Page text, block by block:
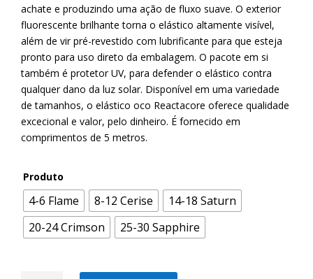
achate e produzindo uma ação de fluxo suave. O exterior
fluorescente brilhante torna o elástico altamente visível,
além de vir pré-revestido com lubrificante para que esteja
pronto para uso direto da embalagem. O pacote em si
também é protetor UV, para defender o elástico contra
qualquer dano da luz solar. Disponível em uma variedade
de tamanhos, o elástico oco Reactacore oferece qualidade
excecional e valor, pelo dinheiro. É fornecido em
comprimentos de 5 metros.
Produto
4-6 Flame 8-12 Cerise
14-18 Saturn
20-24 Crimson
25-30 Sapphire